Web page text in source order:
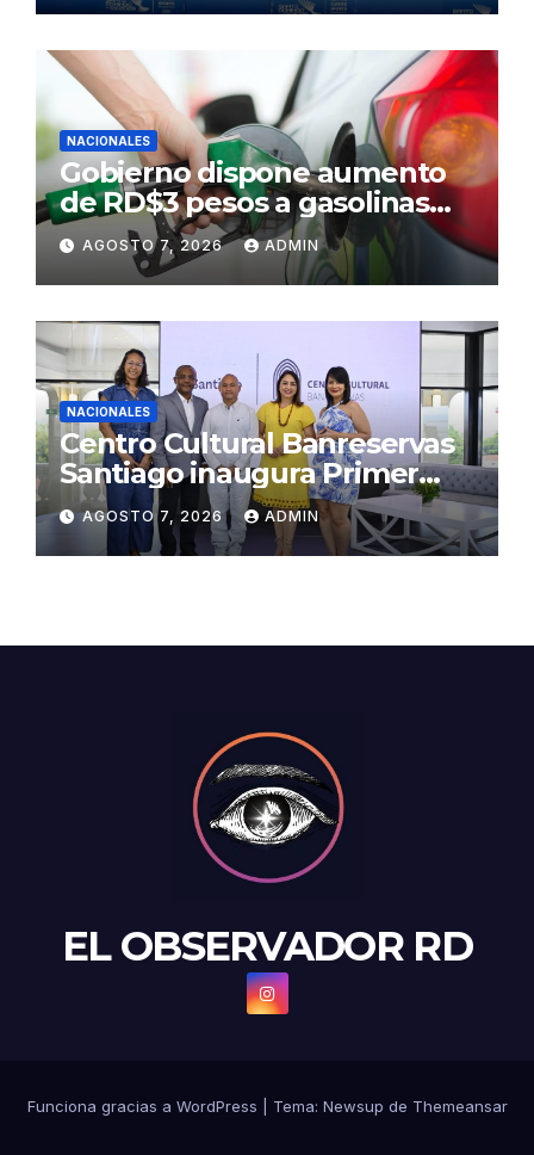
NACIONALES
Gobierno dispone aumento
de RD$3 pesos a gasolinas
premium y regular
AGOSTO 7, 2026 ADMIN
NACIONALES
Centro Cultural Banreservas
Santiago inaugura Primer
Congreso de Artesanos de
Santiago
AGOSTO 7, 2026 ADMIN
EL OBSERVADOR RD
Funciona gracias a WordPress Tema: Newsup de Themeansar